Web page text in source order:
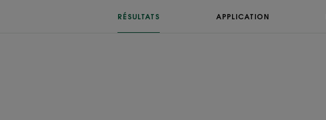
RÉSULTATS APPLICATION